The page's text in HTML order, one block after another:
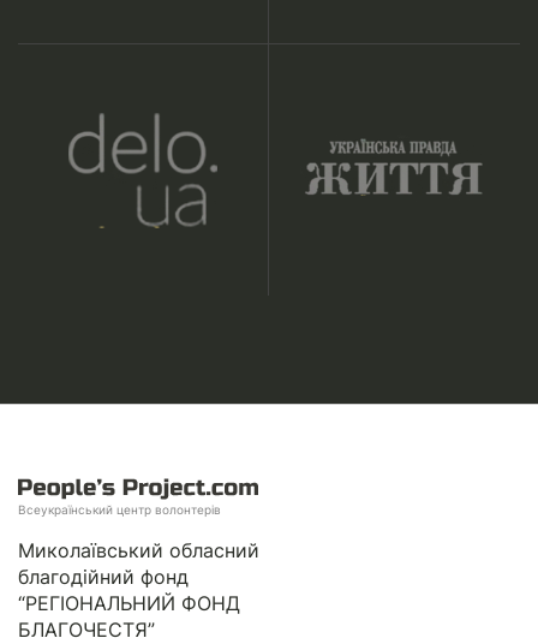
Всеукраїнський центр волонтерів
Миколаївський обласний
благодійний фонд
“РЕГІОНАЛЬНИЙ ФОНД
БЛАГОЧЕСТЯ”